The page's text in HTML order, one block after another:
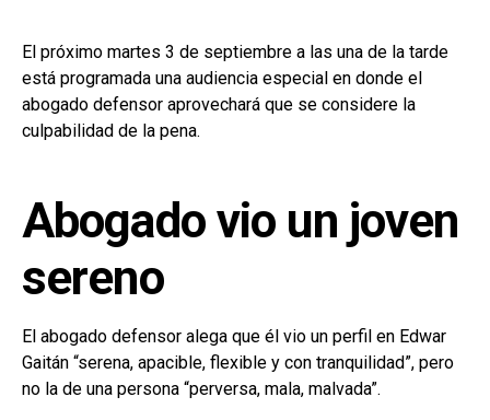
El próximo martes 3 de septiembre a las una de la tarde
está programada una audiencia especial en donde el
abogado defensor aprovechará que se considere la
culpabilidad de la pena.
Abogado vio un joven
sereno
El abogado defensor alega que él vio un perfil en Edwar
Gaitán “serena, apacible, flexible y con tranquilidad”, pero
no la de una persona “perversa, mala, malvada”.